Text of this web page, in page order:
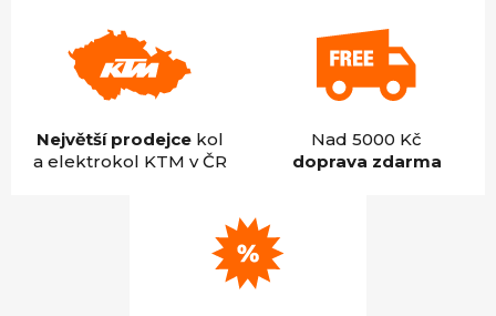
Největší prodejcekol
a elektrokol KTM v ČR
Nad 5000 Kč
doprava zdarma